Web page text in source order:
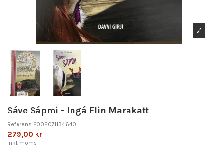
Sáve Sápmi - Ingá Elin Marakatt
Referens 2002071134640
279,00 kr
Inkl. moms